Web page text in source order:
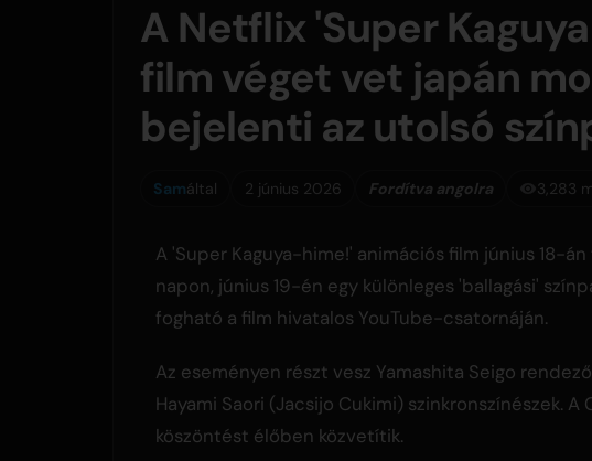
A Netflix 'Super
film véget vet japán
bejelenti az utolsó
Samáltal 2 június 2026 Fordítva angolra 3,283
A 'Super Kaguya-hime!' animációs film június 18-
napon, június 19-én egy különleges 'ballagási'
fogható a film hivatalos YouTube-csatornáján.
Az eseményen részt vesz Yamashita Seigo
Hayami Saori (Jacsijo Cukimi) szinkronszínészek.
köszöntést élőben közvetítik.